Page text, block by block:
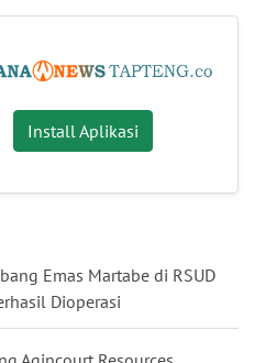
Install Aplikasi
Emas Martabe di RSUD
Dioperasi